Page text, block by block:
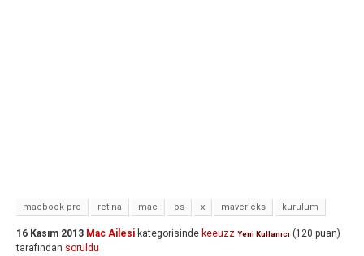
macbook-pro retina mac os x mavericks kurulum
16 Kasım 2013 Mac Ailesi kategorisinde keeuzz Yeni Kullanıcı (120 puan)
tarafından soruldu